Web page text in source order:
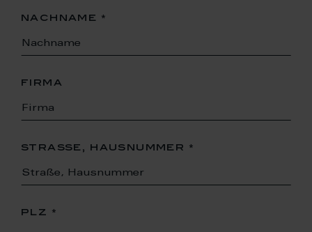
nachname
firma
straße, hausnummer
plz